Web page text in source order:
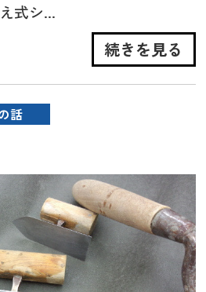
式シ...
続きを見る
話